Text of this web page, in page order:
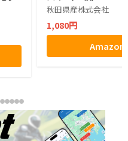
秋田県産株式会社
1,080円
Amazon